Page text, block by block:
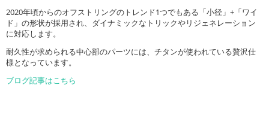
2020年頃からのオフストリングのトレンド1つでもある「小径」+「ワイ
ド」の形状が採用され、ダイナミックなトリックやリジェネレーション
に対応します。
耐久性が求められる中心部のパーツには、チタンが使われている贅沢仕
様となっています。
ブログ記事はこちら